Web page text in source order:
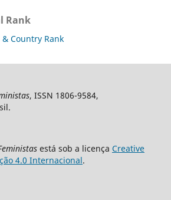
Rank
, ISSN 1806-9584,
está sob a licença Creative
4.0 Internacional.